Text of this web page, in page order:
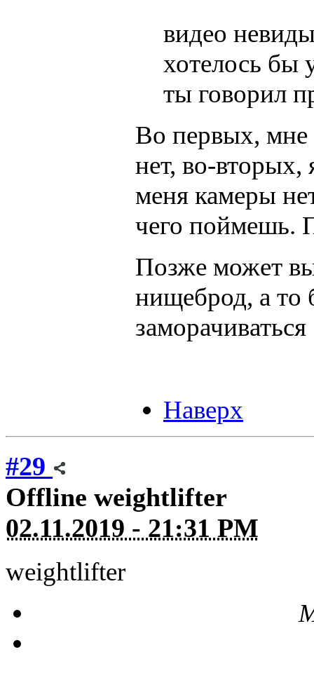
видео
хотелось бы
ты говорил
Во первых, мне
нет, во-
меня камеры
чего поймешь.
Позже может
нищеброд, а то
заморачиваться
Наверх
#29
Offline weightlifter
02.11.2019 - 21:31 PM
weightlifter